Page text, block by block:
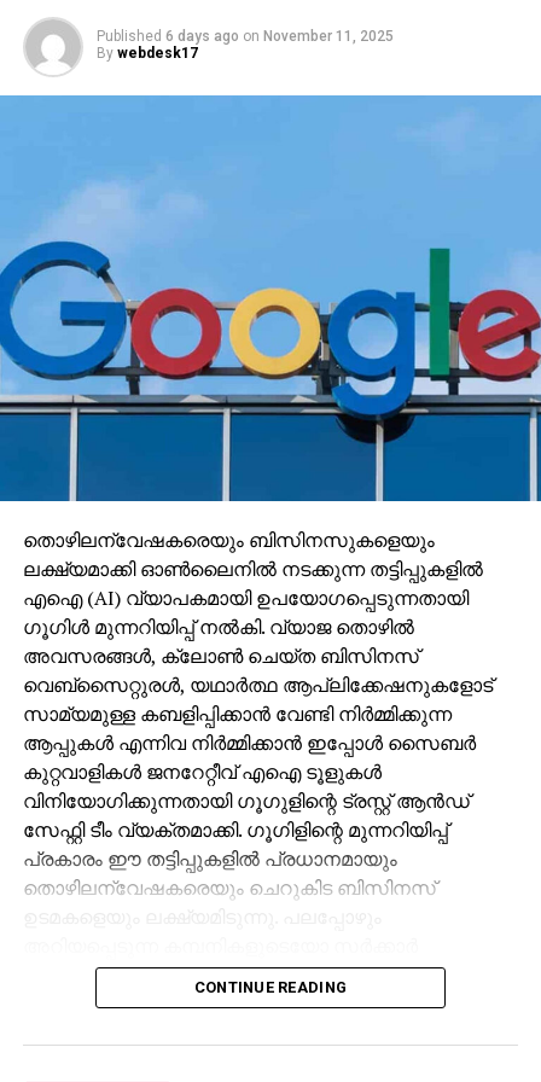
Published 6 days ago on November 11, 2025
By webdesk17
തൊഴിലന്വേഷകരെയും ബിസിനസുകളെയും
ലക്ഷ്യമാക്കി ഓണ്‍ലൈനില്‍ നടക്കുന്ന തട്ടിപ്പുകളില്‍
എഐ (AI) വ്യാപകമായി ഉപയോഗപ്പെടുന്നതായി
ഗൂഗിള്‍ മുന്നറിയിപ്പ് നല്‍കി. വ്യാജ തൊഴില്‍
അവസരങ്ങള്‍, ക്ലോണ്‍ ചെയ്ത ബിസിനസ്
വെബ്‌സൈറ്റുരള്‍, യഥാര്‍ത്ഥ ആപ്ലിക്കേഷനുകളോട്
സാമ്യമുള്ള കബളിപ്പിക്കാന്‍ വേണ്ടി നിര്‍മ്മിക്കുന്ന
ആപ്പുകള്‍ എന്നിവ നിര്‍മ്മിക്കാന്‍ ഇപ്പോള്‍ സൈബര്‍
കുറ്റവാളികള്‍ ജനറേറ്റീവ് എഐ ടൂളുകള്‍
വിനിയോഗിക്കുന്നതായി ഗൂഗുളിന്റെ ട്രസ്റ്റ് ആന്‍ഡ്
സേഫ്റ്റി ടീം വ്യക്തമാക്കി. ഗൂഗിളിന്റെ മുന്നറിയിപ്പ്
പ്രകാരം ഈ തട്ടിപ്പുകളില്‍ പ്രധാനമായും
തൊഴിലന്വേഷകരെയും ചെറുകിട ബിസിനസ്
ഏജന്‍സികളുടെയോ പേരില്‍ വ്യാജ ജോലി
ലിസ്റ്റിംഗുകള്‍ സൃഷ്ടിക്കപ്പെടുന്നു. ഇരകളോട്
CONTINUE READING